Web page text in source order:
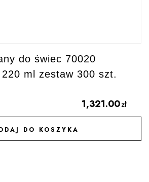
do świec 70020
ml zestaw 300 szt.
1,321.00zł
DO KOSZYKA
DO ULUBIONYCH